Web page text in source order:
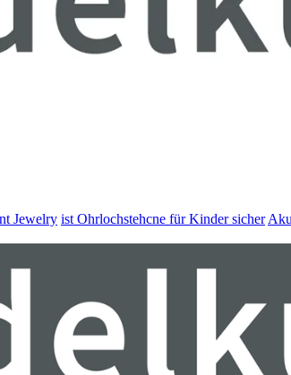
Jewelry ist Ohrlochstehcne für Kinder sicher